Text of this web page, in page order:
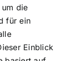
die
für ein
Einblick